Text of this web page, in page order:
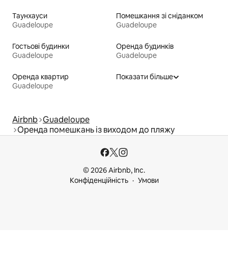
Таунхауси
Guadeloupe
Помешкання зі сніданком
Guadeloupe
Гостьові будинки
Guadeloupe
Оренда будинків
Guadeloupe
Оренда квартир
Guadeloupe
Показати більше
Airbnb Guadeloupe
Оренда помешкань із виходом до пляжу
© 2026 Airbnb, Inc.
Конфіденційність
Умови